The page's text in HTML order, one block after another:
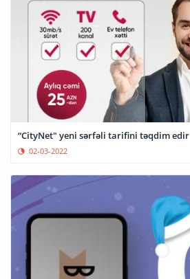
“CityNet" yeni sərfəli tarifini təqdim edir
02-03-2022